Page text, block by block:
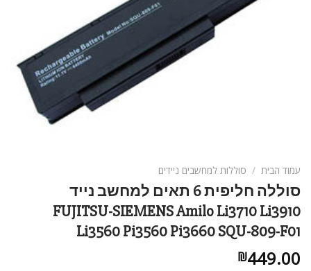
עמוד הבית / סוללות למחשבים ניידים
סוללה חליפית 6 תאים למחשב נייד
FUJITSU-SIEMENS Amilo Li3710 Li3910
Li3560 Pi3560 Pi3660 SQU-809-F01
₪449.00